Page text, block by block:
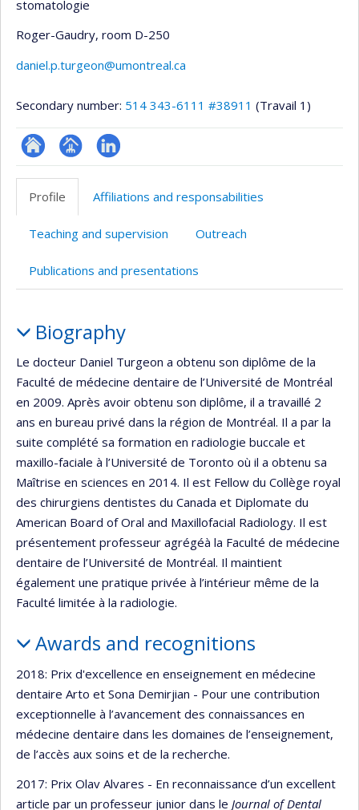
stomatologie
Roger-Gaudry, room D-250
daniel.p.turgeon@umontreal.ca
Secondary number: 514 343-6111 #38911 (Travail 1)
ResearchGate
Page
(faculté,département,école)
LinkedIn
Profile
Affiliations and responsabilities
Teaching and supervision Outreach
Publications and presentations
Biography
Le docteur Daniel Turgeon a obtenu son diplôme de la
Faculté de médecine dentaire de l’Université de Montréal
en 2009. Après avoir obtenu son diplôme, il a travaillé 2
ans en bureau privé dans la région de Montréal. Il a par la
suite complété sa formation en radiologie buccale et
maxillo-faciale à l’Université de Toronto où il a obtenu sa
Maîtrise en sciences en 2014. Il est Fellow du Collège royal
des chirurgiens dentistes du Canada et Diplomate du
American Board of Oral and Maxillofacial Radiology. Il est
présentement professeur agrégéà la Faculté de médecine
dentaire de l’Université de Montréal. Il maintient
également une pratique privée à l’intérieur même de la
Faculté limitée à la radiologie.
Awards and recognitions
2018: Prix d'excellence en enseignement en médecine
dentaire Arto et Sona Demirjian - Pour une contribution
exceptionnelle à l’avancement des connaissances en
médecine dentaire dans les domaines de l’enseignement,
de l’accès aux soins et de la recherche.
2017: Prix Olav Alvares - En reconnaissance d’un excellent
article par un professeur junior dans le Journal of Dental